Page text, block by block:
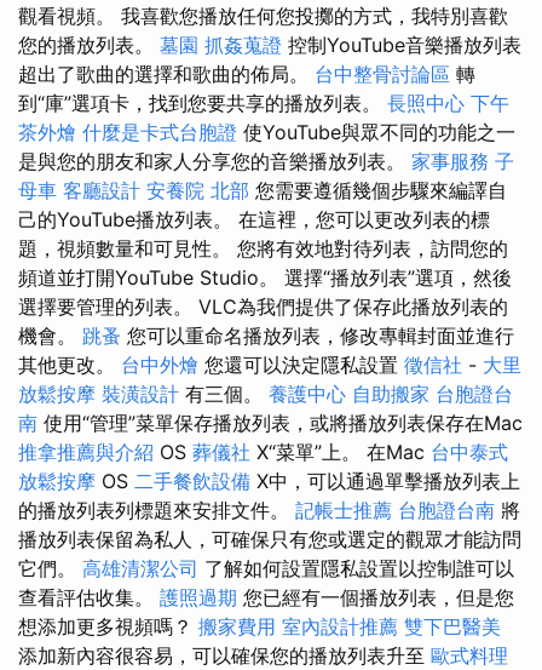
觀看視頻。 我喜歡您播放任何您投擲的方式，我特別喜歡
您的播放列表。 墓園 抓姦蒐證 控制YouTube音樂播放列表
超出了歌曲的選擇和歌曲的佈局。 台中整骨討論區 轉
到“庫”選項卡，找到您要共享的播放列表。 長照中心 下午
茶外燴 什麼是卡式台胞證 使YouTube與眾不同的功能之一
是與您的朋友和家人分享您的音樂播放列表。 家事服務 子
母車 客廳設計 安養院 北部 您需要遵循幾個步驟來編譯自
己的YouTube播放列表。 在這裡，您可以更改列表的標
題，視頻數量和可見性。 您將有效地對待列表，訪問您的
頻道並打開YouTube Studio。 選擇“播放列表”選項，然後
選擇要管理的列表。 VLC為我們提供了保存此播放列表的
機會。 跳蚤 您可以重命名播放列表，修改專輯封面並進行
其他更改。 台中外燴 您還可以決定隱私設置 徵信社 - 大里
放鬆按摩 裝潢設計 有三個。 養護中心 自助搬家 台胞證台
南 使用“管理”菜單保存播放列表，或將播放列表保存在Mac
推拿推薦與介紹 OS 葬儀社 X“菜單”上。 在Mac 台中泰式
放鬆按摩 OS 二手餐飲設備 X中，可以通過單擊播放列表上
的播放列表列標題來安排文件。 記帳士推薦 台胞證台南 將
播放列表保留為私人，可確保只有您或選定的觀眾才能訪問
它們。 高雄清潔公司 了解如何設置隱私設置以控制誰可以
查看評估收集。 護照過期 您已經有一個播放列表，但是您
想添加更多視頻嗎？ 搬家費用 室內設計推薦 雙下巴醫美
添加新內容很容易，可以確保您的播放列表升至 歐式料理